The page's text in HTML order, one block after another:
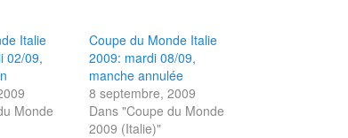
Italie
02/09,
Monde
Coupe du Monde Italie
2009: mardi 08/09,
manche annulée
8 septembre, 2009
Dans "Coupe du Monde
2009 (Italie)"